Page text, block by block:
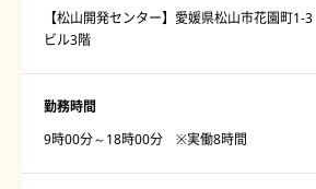
【松山開発センター】愛媛県松山市花園町
ビル3階
勤務時間
9時00分～18時00分 ※実働8時間